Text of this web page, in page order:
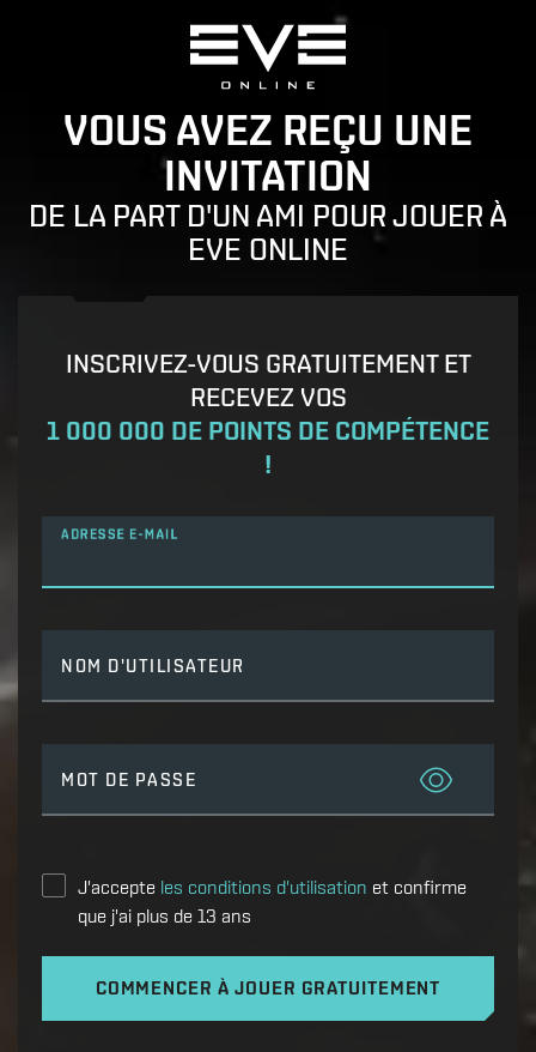
VOUS AVEZ REÇU UNE
INVITATION
DE LA PART D'UN AMI POUR JOUER À
EVE ONLINE
INSCRIVEZ-VOUS GRATUITEMENT ET
RECEVEZ VOS
1 000 000 DE POINTS DE COMPÉTENCE
!
ADRESSE E-MAIL
NOM D'UTILISATEUR
MOT DE PASSE
J'accepte les conditions d'utilisation et confirme
que j'ai plus de 13 ans
COMMENCER À JOUER GRATUITEMENT